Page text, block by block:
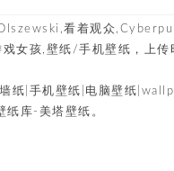
看着观众
女孩,壁纸/手机壁纸，上传
纸|手机壁纸|电脑壁纸
纸库-美塔壁纸。